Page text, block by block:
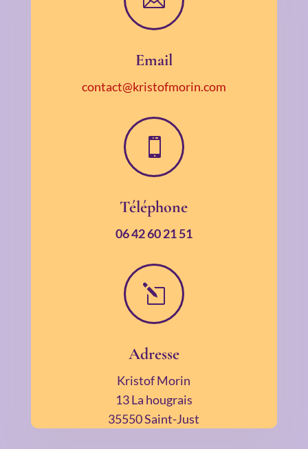
Email
contact@kristofmorin.com

Téléphone
06 42 60 21 51
l
Adresse
Kristof Morin
13 La hougrais
35550 Saint-Just